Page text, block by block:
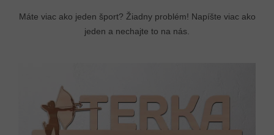
Máte viac ako jeden šport? Žiadny problém! Napíšte viac ako
jeden a nechajte to na nás.